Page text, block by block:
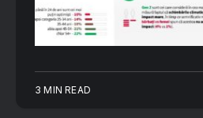
3 MIN READ